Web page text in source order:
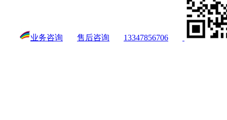
业务咨询 售后咨询 13347856706